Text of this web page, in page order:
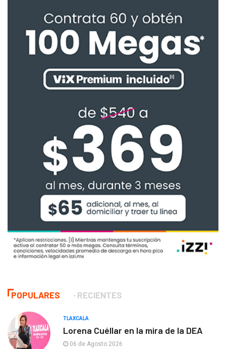
POPULARES RECIENTES
TLAXCALA
Lorena Cuéllar en la mira de la DEA
06 de Agosto 2026